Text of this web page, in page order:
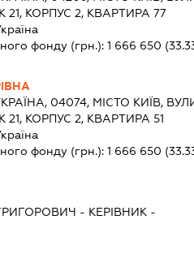
КОРПУС 2, КВАРТИРА 77
фонду (грн.):1 666 650
04074, МІСТО КИЇВ,
КОРПУС 2, КВАРТИРА 51
фонду (грн.):1 666 650
- КЕРІВНИК -